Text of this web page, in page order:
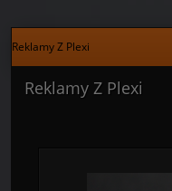
Reklamy Z Plexi
Reklamy Z Plexi